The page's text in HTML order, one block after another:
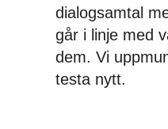
dialogsamtal
går i linje med
dem. Vi
testa nytt.